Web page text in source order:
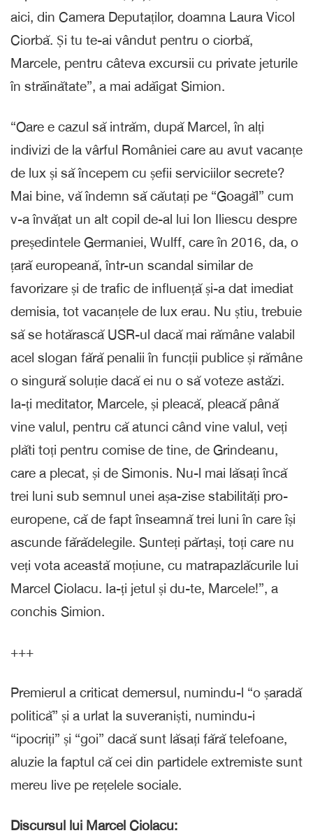
aici, din Camera Deputaților, doamna Laura Vicol
Ciorbă. Și tu te-ai vândut pentru o ciorbă,
Marcele, pentru câteva excursii cu private jeturile
în străinătate”, a mai adăigat Simion.
“Oare e cazul să intrăm, după Marcel, în alți
indivizi de la vârful României care au avut vacanțe
de lux și să începem cu șefii serviciilor secrete?
Mai bine, vă îndemn să căutați pe “Goagăl” cum
v-a învățat un alt copil de-al lui Ion Iliescu despre
președintele Germaniei, Wulff, care în 2016, da, o
țară europeană, într-un scandal similar de
favorizare și de trafic de influență și-a dat imediat
demisia, tot vacanțele de lux erau. Nu știu, trebuie
să se hotărască USR-ul dacă mai rămâne valabil
acel slogan fără penalii în funcții publice și rămâne
o singură soluție dacă ei nu o să voteze astăzi.
Ia-ți meditator, Marcele, și pleacă, pleacă până
vine valul, pentru că atunci când vine valul, veți
plăti toți pentru comise de tine, de Grindeanu,
care a plecat, și de Simonis. Nu-l mai lăsați încă
trei luni sub semnul unei așa-zise stabilități pro-
europene, că de fapt înseamnă trei luni în care își
ascunde fărădelegile. Sunteți părtași, toți care nu
veți vota această moțiune, cu matrapazlăcurile lui
Marcel Ciolacu. Ia-ți jetul și du-te, Marcele!”, a
conchis Simion.
+++
Premierul a criticat demersul, numindu-l “o șaradă
politică” și a urlat la suveraniști, numindu-i
“ipocriți” și “goi” dacă sunt lăsați fără telefoane,
aluzie la faptul că cei din partidele extremiste sunt
mereu live pe rețelele sociale.
Discursul lui Marcel Ciolacu: